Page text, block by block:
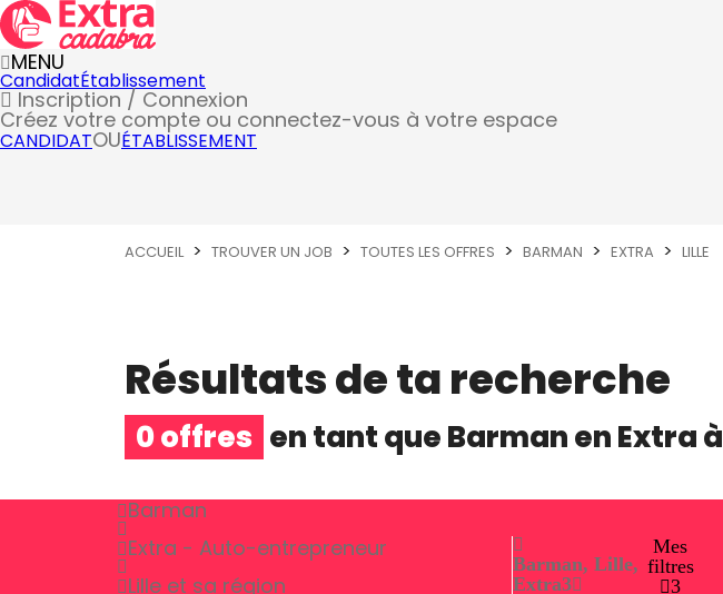
MENU
CandidatÉtablissement
Inscription / Connexion
Créez votre compte ou connectez-vous à votre espace
CANDIDATOUÉTABLISSEMENT
ACCUEIL TROUVER UN JOB TOUTES LES OFFRES BARMAN EXTRA LILLE
Résultats de ta recherche
0 offres en tant queBarmanenExtraà
Barman
Extra - Auto-entrepreneur
Lille et sa région
Barman, Lille,
Extra3
Mes
filtres
3